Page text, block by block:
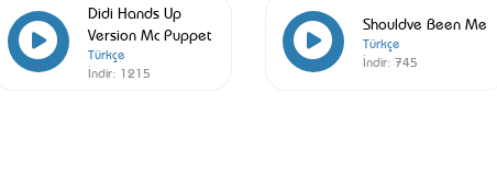
Didi Hands Up
Version Mc Puppet
Türkçe
İndir: 1215
Shouldve Been Me
Türkçe
İndir: 745